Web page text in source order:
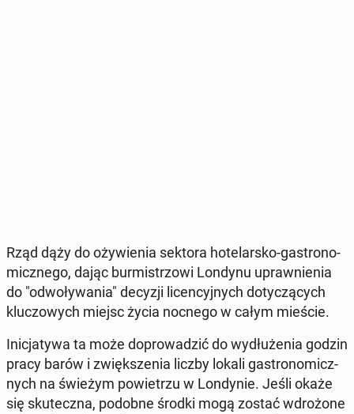
Rząd dąży do oży­wie­nia sektora ho­te­lar­sko-ga­stro­no­
micz­ne­go, dając bur­mi­strzo­wi Londynu upraw­nie­nia
do "od­wo­ły­wa­nia" decyzji li­cen­cyj­nych do­ty­czą­cych
klu­czo­wych miejsc życia nocnego w całym mieście.
Ini­cja­ty­wa ta może do­pro­wa­dzić do wy­dłu­że­nia godzin
pracy barów i zwięk­sze­nia liczby lokali ga­stro­no­micz­
nych na świeżym po­wie­trzu w Lon­dy­nie. Jeśli okaże
się sku­tecz­na, podobne środki mogą zostać wdro­żo­ne